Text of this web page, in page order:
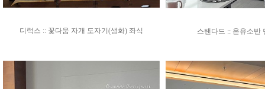
디럭스 :: 꽃다움 자개 도자기(생화) 좌식 스탠다드 :: 온유소반